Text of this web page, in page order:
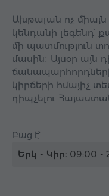
Ախթալան ոչ միայն
կենդանի լեգենդ՝
մի պատմություն
մասին։ Այսօր այն
կիրճերի հմայիչ
դիպչելու
Բաց է՝
Երկ - Կիր: 09:00 -